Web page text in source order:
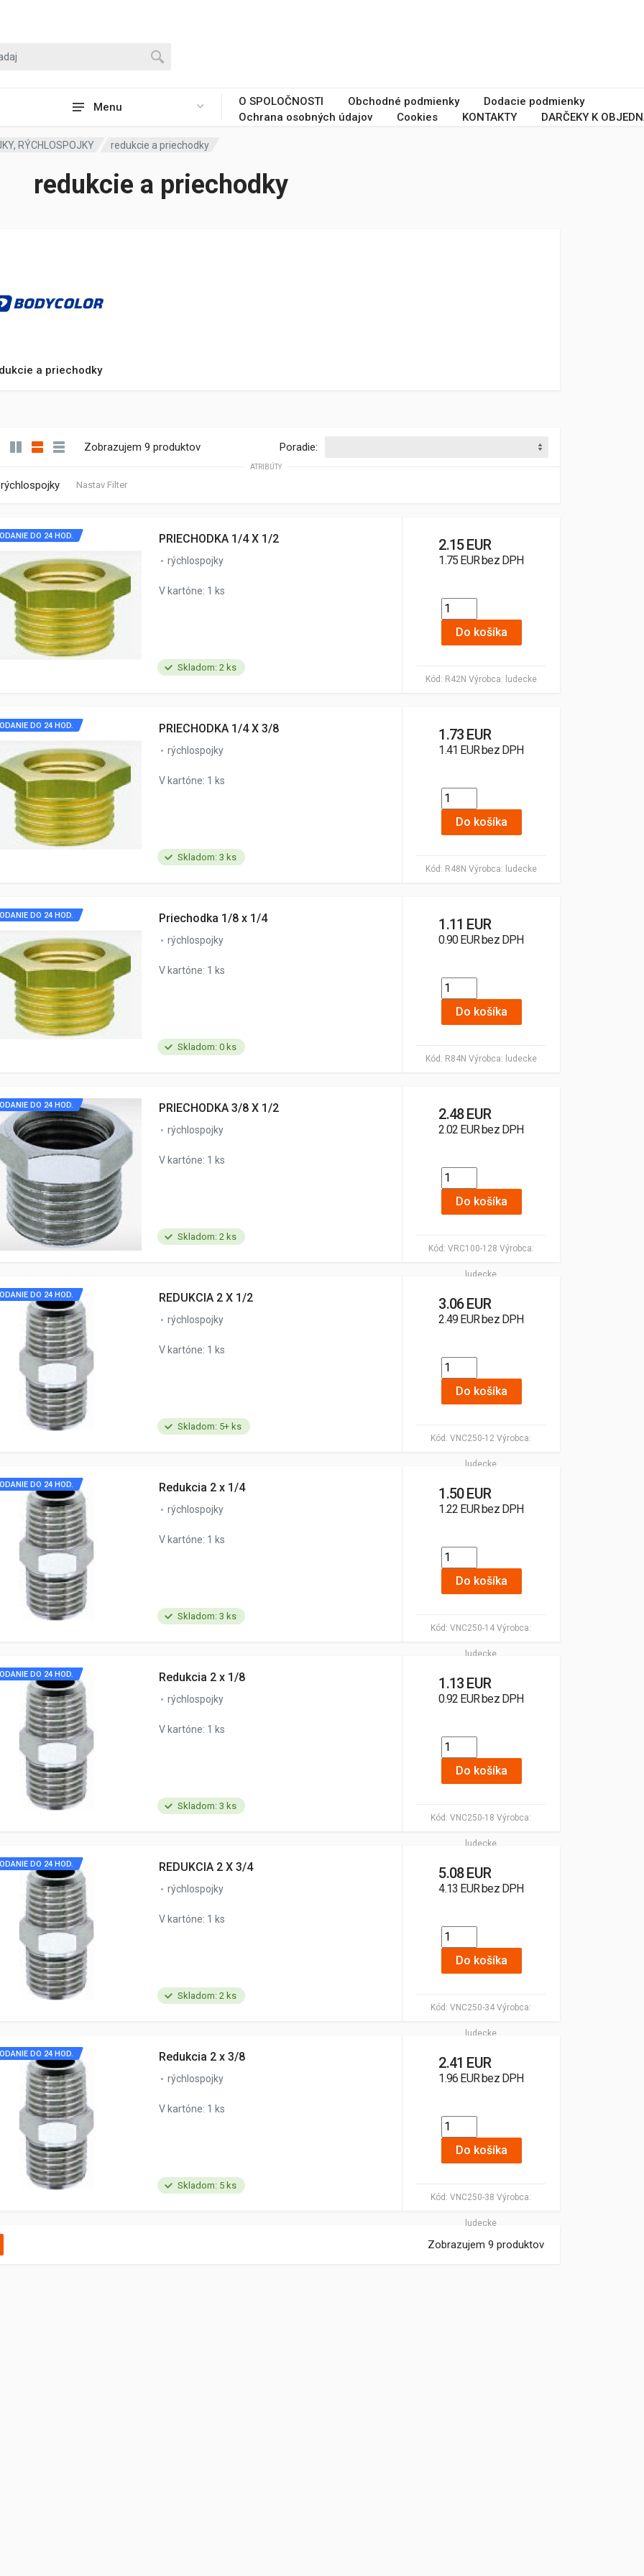
Menu O SPOLOČNOSTI Obchodné podmienky
Dodacie podmienky
Ochrana osobných údajov
Cookies KONTAKTY DARČEKY K
RÝCHLOSPOJKY redukcie a priechodky
redukcie a priechodky
a priechodky
Zobrazujem 9 produktov Poradie:
ATRIBÚTY
rýchlospojky Nastav Filter
Skladom: 2 ks
Kód: R42N Výrobca: ludecke
DO 24 HOD. PRIECHODKA 1/4 X 1/2
rýchlospojky
V kartóne: 1 ks
2.15 EUR
1.75 EUR bez DPH
Do košíka
Skladom: 3 ks
Kód: R48N Výrobca: ludecke
DO 24 HOD. PRIECHODKA 1/4 X 3/8
rýchlospojky
V kartóne: 1 ks
1.73 EUR
1.41 EUR bez DPH
Do košíka
Skladom: 0 ks
Kód: R84N Výrobca: ludecke
DO 24 HOD. Priechodka 1/8 x 1/4
rýchlospojky
V kartóne: 1 ks
1.11 EUR
0.90 EUR bez DPH
Do košíka
Skladom: 2 ks
Kód: VRC100-128 Výrobca:
ludecke
DO 24 HOD. PRIECHODKA 3/8 X 1/2
rýchlospojky
V kartóne: 1 ks
2.48 EUR
2.02 EUR bez DPH
Do košíka
Skladom: 5+ ks
Kód: VNC250-12 Výrobca:
ludecke
DO 24 HOD. REDUKCIA 2 X 1/2
rýchlospojky
V kartóne: 1 ks
3.06 EUR
2.49 EUR bez DPH
Do košíka
Skladom: 3 ks
Kód: VNC250-14 Výrobca:
ludecke
DO 24 HOD. Redukcia 2 x 1/4
rýchlospojky
V kartóne: 1 ks
1.50 EUR
1.22 EUR bez DPH
Do košíka
Skladom: 3 ks
Kód: VNC250-18 Výrobca:
ludecke
DO 24 HOD. Redukcia 2 x 1/8
rýchlospojky
V kartóne: 1 ks
1.13 EUR
0.92 EUR bez DPH
Do košíka
Skladom: 2 ks
Kód: VNC250-34 Výrobca:
ludecke
DO 24 HOD. REDUKCIA 2 X 3/4
rýchlospojky
V kartóne: 1 ks
5.08 EUR
4.13 EUR bez DPH
Do košíka
Skladom: 5 ks
Kód: VNC250-38 Výrobca:
ludecke
DO 24 HOD. Redukcia 2 x 3/8
rýchlospojky
V kartóne: 1 ks
2.41 EUR
1.96 EUR bez DPH
Do košíka
Zobrazujem 9 produktov